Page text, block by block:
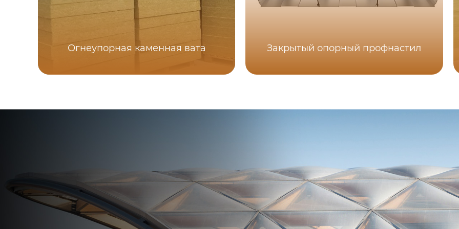
Огнеупорная каменная вата Закрытый опорный профнастил